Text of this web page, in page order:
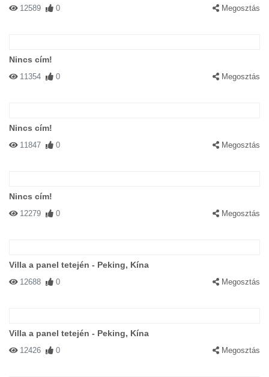
12589 0 Megosztás
Nincs cím!
11354 0 Megosztás
Nincs cím!
11847 0 Megosztás
Nincs cím!
12279 0 Megosztás
Villa a panel tetején - Peking, Kína
12688 0 Megosztás
Villa a panel tetején - Peking, Kína
12426 0 Megosztás